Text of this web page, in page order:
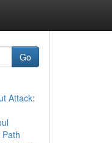
Go
Attack: